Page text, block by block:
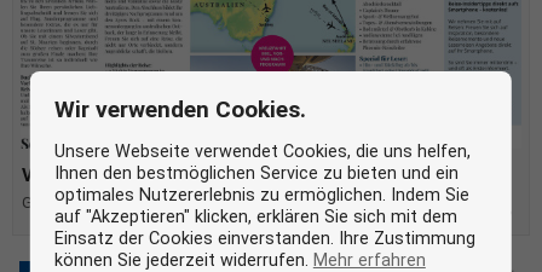
Verlagsbeilage
Gültig bis Fr. 14.08.
Wir verwenden Cookies.
Unsere Webseite verwendet Cookies, die uns helfen,
Ihnen den bestmöglichen Service zu bieten und ein
optimales Nutzererlebnis zu ermöglichen. Indem Sie
auf "Akzeptieren" klicken, erklären Sie sich mit dem
Einsatz der Cookies einverstanden. Ihre Zustimmung
können Sie jederzeit widerrufen. Mehr erfahren